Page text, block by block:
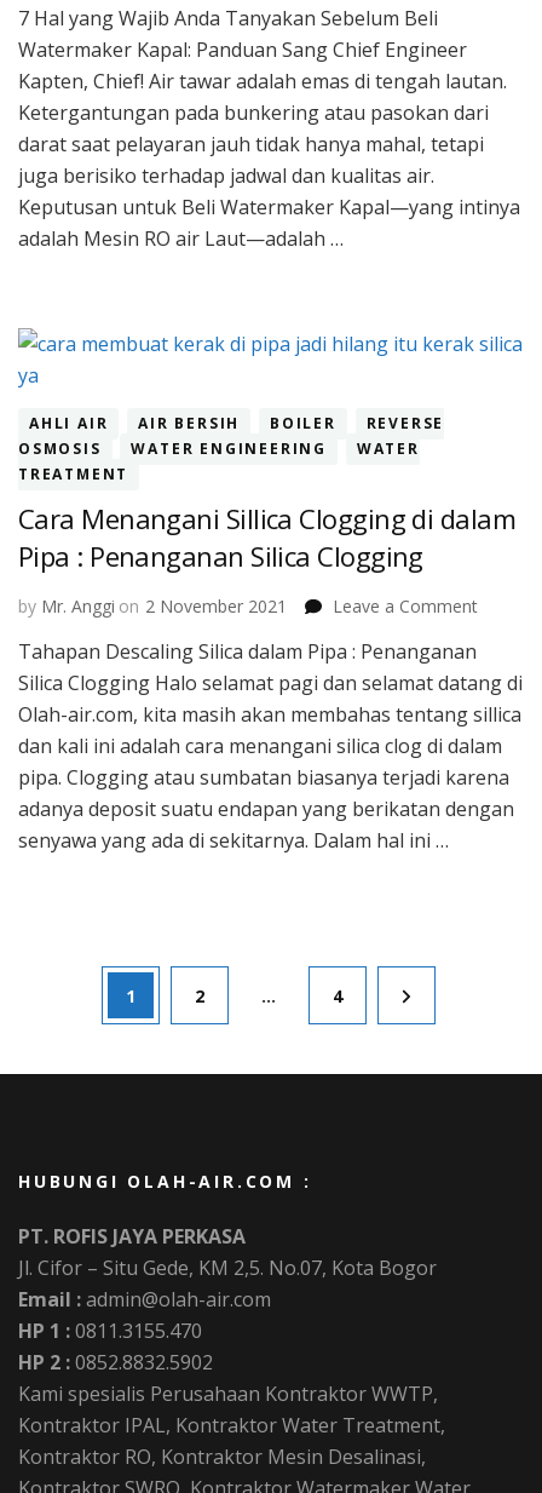
Wajib
Kapal
7 Hal yang Wajib Anda Tanyakan Sebelum Beli
Watermaker Kapal: Panduan Sang Chief Engineer
Kapten, Chief! Air tawar adalah emas di tengah lautan.
Ketergantungan pada bunkering atau pasokan dari
darat saat pelayaran jauh tidak hanya mahal, tetapi
juga berisiko terhadap jadwal dan kualitas air.
Keputusan untuk Beli Watermaker Kapal—yang intinya
adalah Mesin RO air Laut—adalah …
AHLI AIR AIR BERSIH BOILER
REVERSE
OSMOSIS
WATER ENGINEERING
WATER
TREATMENT
Cara Menangani Sillica Clogging di dalam
Pipa : Penanganan Silica Clogging
by Mr. Anggi on 2 November 2021 Leave a Commenton
Sillica
dalam
Pipa
:
Tahapan Descaling Silica dalam Pipa : Penanganan
Silica Clogging Halo selamat pagi dan selamat datang di
Olah-air.com, kita masih akan membahas tentang sillica
dan kali ini adalah cara menangani silica clog di dalam
pipa. Clogging atau sumbatan biasanya terjadi karena
adanya deposit suatu endapan yang berikatan dengan
senyawa yang ada di sekitarnya. Dalam hal ini …
pagination
Page
1 Page
2 … Page
4
HUBUNGI OLAH-AIR.COM :
PT. ROFIS JAYA PERKASA
Jl. Cifor – Situ Gede, KM 2,5. No.07, Kota Bogor
Email :admin@olah-air.com
HP 1 :0811.3155.470
HP 2 :0852.8832.5902
Kami spesialis Perusahaan Kontraktor WWTP,
Kontraktor IPAL, Kontraktor Water Treatment,
Kontraktor RO, Kontraktor Mesin Desalinasi,